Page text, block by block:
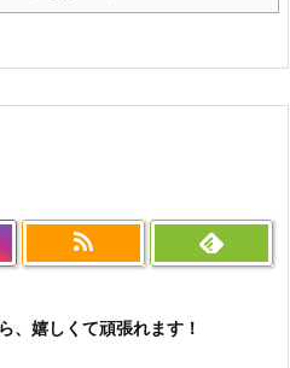
、嬉しくて頑張れます！